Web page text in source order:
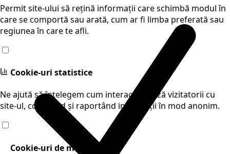
Permit site-ului să rețină informații care schimbă modul în
care se comportă sau arată, cum ar fi limba preferată sau
regiunea în care te afli.
Cookie-uri statistice
Ne ajută să înțelegem cum interacționează vizitatorii cu
site-ul, colectând și raportând informații în mod anonim.
Cookie-uri de marketing